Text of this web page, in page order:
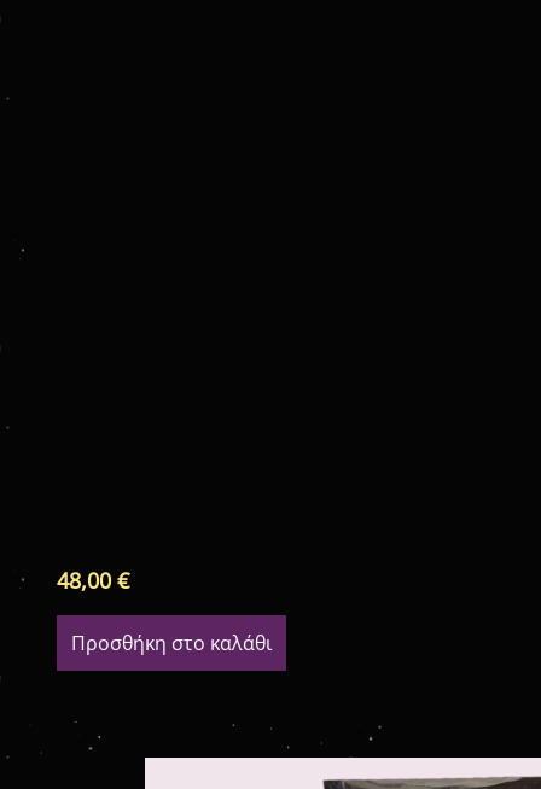
48,00€
Προσθήκη στο καλάθι